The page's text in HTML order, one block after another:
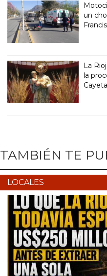
un
La
la
TAMBIÉN TE
LOCALES